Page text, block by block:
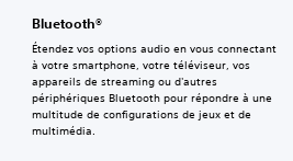
Bluetooth®
Étendez vos options audio en vous connectant
à votre smartphone, votre téléviseur, vos
appareils de streaming ou d'autres
périphériques Bluetooth pour répondre à une
multitude de configurations de jeux et de
multimédia.